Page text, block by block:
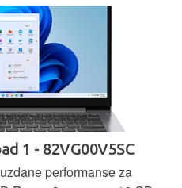
1 - 82VG00V5SC
performanse za